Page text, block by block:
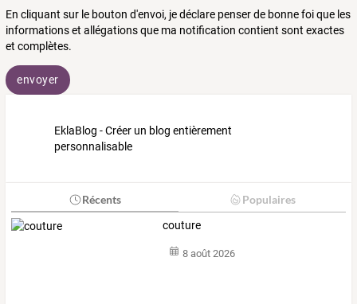
En cliquant sur le bouton d'envoi, je déclare penser de bonne foi que les
informations et allégations que ma notification contient sont exactes
et complètes.
envoyer
EklaBlog - Créer un blog entièrement
personnalisable
Récents Populaires
couture
8 août 2026